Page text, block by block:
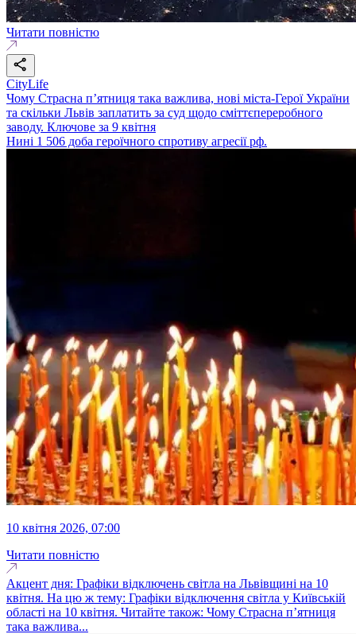
Читати повністю
CityLife
Чому Страсна п’ятниця така важлива, нові міста-Герої України
та скільки Львів заплатить за суд щодо сміттєпереробного
заводу. Ключове за 9 квітня
Нині 1 506 доба героїчного спротиву агресії рф.
10 квітня 2026, 07:00
Читати повністю
Акцент дня: Графіки відключень світла на Львівщині на 10
квітня. На цю ж тему: Графіки відключення світла у Київській
області на 10 квітня. Читайте також: Чому Страсна п’ятниця
така важлива...